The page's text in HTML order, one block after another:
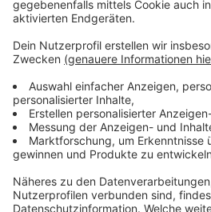
brennende Fahrzeuge am
Anwohner hatten das Feuer
konnten die Zeugen noch selbst
Reifen wurden in Mitleidenschaft
stand aber bereits voll in
musste löschen. Der Pkw
den Fahrzeugen wurden
Brandbeschleunigern gefunden.
Anzeige